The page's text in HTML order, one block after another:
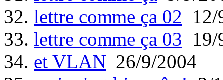
32. lettre comme ça 02 12/
33. lettre comme ça 03 19/
34. et VLAN 26/9/2004